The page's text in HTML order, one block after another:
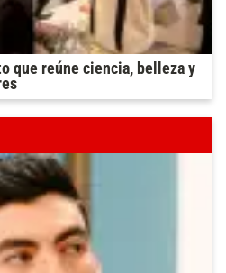
que reúne ciencia, belleza y